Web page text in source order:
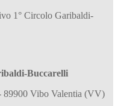
1° Circolo Garibaldi-
Buccarelli
89900 Vibo Valentia (VV)